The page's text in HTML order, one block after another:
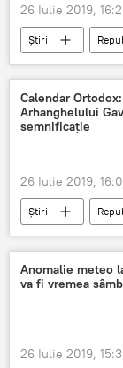
26 Iulie 2019,
Știri
Igor Dodon
procuror
Calendar
Arhanghelului
semnificație
26 Iulie 2019,
Știri
Religie
semnificatie
sputnik
Anomalie meteo
va fi vremea
26 Iulie 2019,